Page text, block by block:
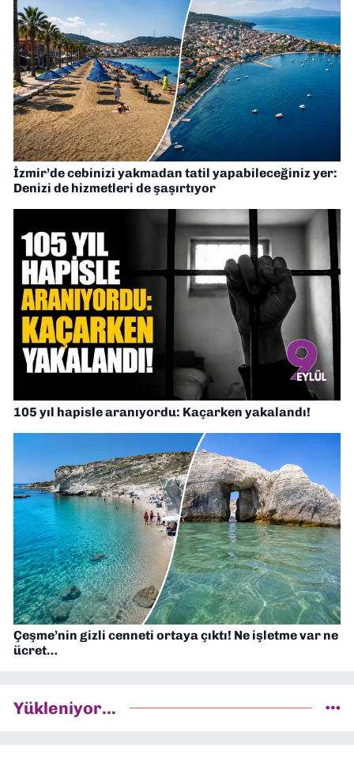
İzmir’de cebinizi yakmadan tatil yapabileceğiniz yer:
Denizi de hizmetleri de şaşırtıyor
105 yıl hapisle aranıyordu: Kaçarken yakalandı!
Çeşme’nin gizli cenneti ortaya çıktı! Ne işletme var ne
ücret…
Yükleniyor...